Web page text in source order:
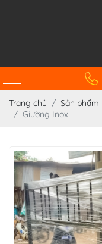
Trang chủ Sản
Giường Inox